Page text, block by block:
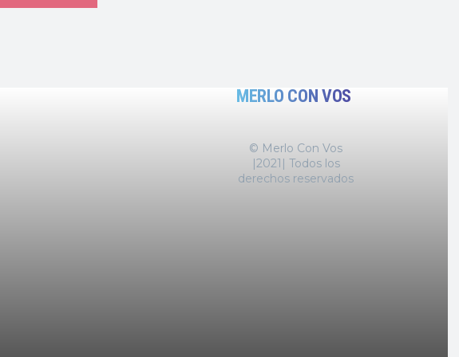
MERLO CON VOS
© Merlo Con Vos
|2021| Todos los
derechos reservados